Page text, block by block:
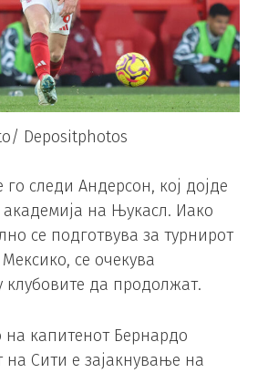
Depositphotos
следи Андерсон, кој дојде
на Њукасл. Иако
се подготвува за турнирот
се очекува
клубовите да продолжат.
капитенот Бернардо
Сити е зајакнување на